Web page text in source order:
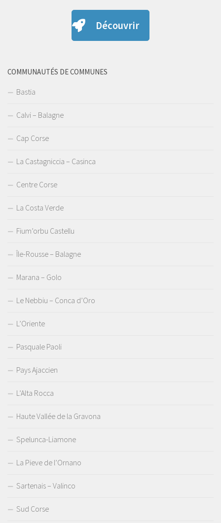
Découvrir
COMMUNAUTÉS DE COMMUNES
Bastia
Calvi – Balagne
Cap Corse
La Castagniccia – Casinca
Centre Corse
La Costa Verde
Fium’orbu Castellu
Île-Rousse – Balagne
Marana – Golo
Le Nebbiu – Conca d’Oro
L’Oriente
Pasquale Paoli
Pays Ajaccien
L’Alta Rocca
Haute Vallée de la Gravona
Spelunca-Liamone
La Pieve de l’Ornano
Sartenais – Valinco
Sud Corse